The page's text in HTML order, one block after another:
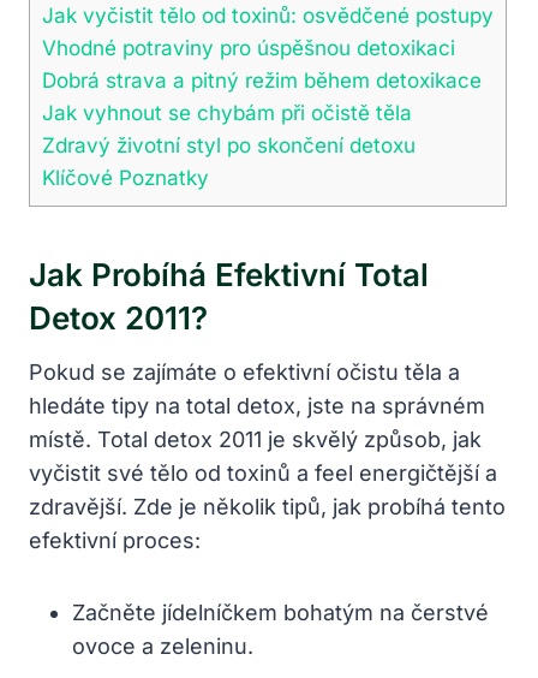
Jak vyčistit tělo⁤ od toxinů: ⁣osvědčené postupy
Vhodné potraviny pro úspěšnou detoxikaci
Dobrá strava ​a​ pitný režim během detoxikace
Jak vyhnout se chybám​ při očistě těla
Zdravý životní styl po​ skončení detoxu
Klíčové⁤ Poznatky
Jak‍ Probíhá Efektivní‍ Total
Detox 2011?
Pokud ⁢se zajímáte o‍ efektivní očistu těla a
hledáte⁢ tipy na total detox, jste⁢ na správném
místě. Total detox 2011 je skvělý způsob, jak ​
vyčistit své tělo od toxinů a feel energičtější a
zdravější. Zde je několik ​tipů, jak⁢ probíhá tento
efektivní proces:
Začněte jídelníčkem​ bohatým na čerstvé
ovoce a ⁤zeleninu.